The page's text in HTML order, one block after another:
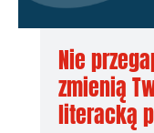
Nie
zmienią
literacką